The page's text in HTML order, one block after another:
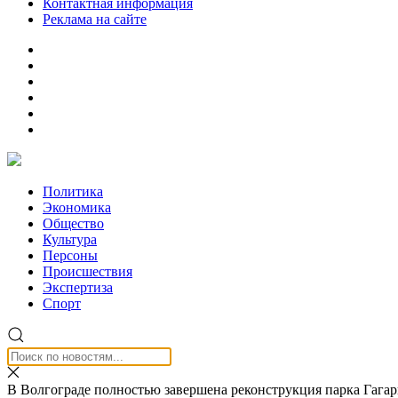
Контактная информация
Реклама на сайте
Политика
Экономика
Общество
Культура
Персоны
Происшествия
Экспертиза
Спорт
В Волгограде полностью завершена реконструкция парка